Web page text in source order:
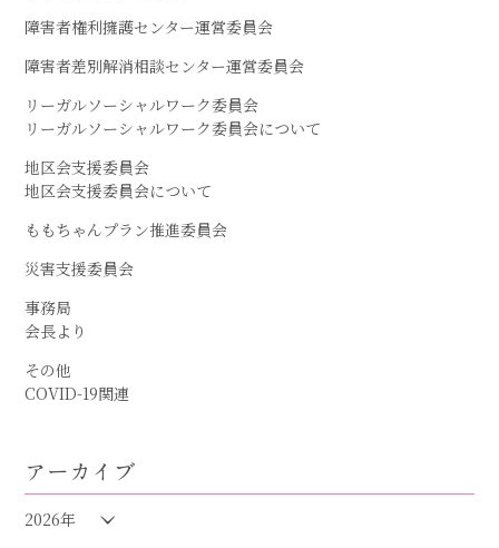
障害者権利擁護センター運営委員会
障害者差別解消相談センター運営委員会
リーガルソーシャルワーク委員会
リーガルソーシャルワーク委員会について
地区会支援委員会
地区会支援委員会について
ももちゃんプラン推進委員会
災害支援委員会
事務局
会長より
その他
COVID-19関連
アーカイブ
2026年